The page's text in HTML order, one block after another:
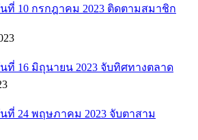
ที่ 10 กรกฎาคม 2023 ติดตามสมาชิก
ที่ 16 มิถุนายน 2023 จับทิศทางตลาด
ที่ 24 พฤษภาคม 2023 จับตาสาม